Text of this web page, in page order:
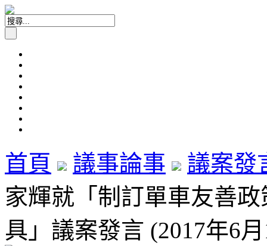
首頁 議事論事
議案發
家輝就「制訂單車友善
具」議案發言 (2017年6